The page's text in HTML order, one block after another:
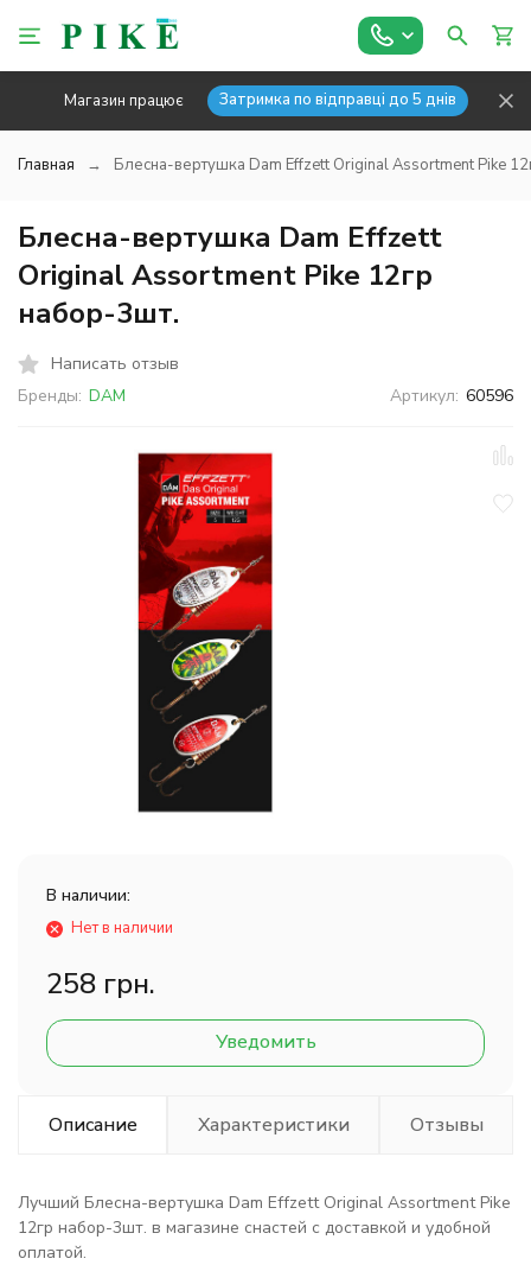
Магазин працює Затримка по відправці до 5 днів
Главная Блесна-вертушка Dam Effzett Original Assortment Pike
Блесна-вертушка Dam Effzett
Original Assortment Pike 12гр
набор-3шт.
Написать отзыв
Бренды: DAM Артикул: 60596
В наличии:
Нет в наличии
258 грн.
Уведомить
Описание Характеристики Отзывы
Лучший Блесна-вертушка Dam Effzett Original Assortment Pike
12гр набор-3шт. в магазине снастей с доставкой и удобной
оплатой.